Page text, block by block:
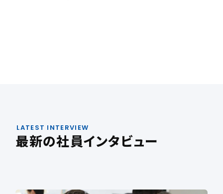
LATEST INTERVIEW
最新の社員インタビュー